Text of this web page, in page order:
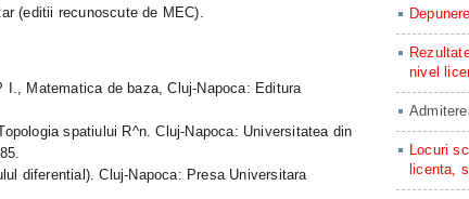
(editii recunoscute de MEC).
Matematica de baza, Cluj-Napoca: Editura
spatiului R^n. Cluj-Napoca: Universitatea din
diferential). Cluj-Napoca: Presa Universitara
nivel
Locuri
licenta,